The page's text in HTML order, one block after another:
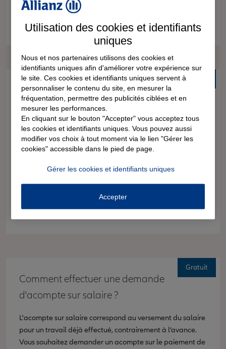
1 document 3 étapes 5 minutes
Demande de rupture
conventionnelle par un salarié
La rupture conventionnelle du contrat de travail, c’est une
démarche qui vise à mettre fin de manière amiable à un
contrat de travail à durée indéterminée du secteur privé
(CDI). Elle peut être faite à la demande du salarié ou de
Gratuit
Comment effectuer une demande
d'acompte sur salaire ?
L'acompte sur salaire correspond au versement du salaire
pour un travail déjà effectué, contrairement à l’avance.
Vous souhaitez demander un acompte sur le paiement de
Gratuit
Utilisation des cookies et identifiants
uniques
Nous et nos partenaires utilisons des cookies et
identifiants uniques afin d'améliorer votre expérience sur
le site. Ces cookies et identifiants uniques servent à
personnaliser le contenu du site, en mesurer la
fréquentation, permettre des publicités ciblées et en
mesurer les performances.
En cliquant sur le bouton "Accepter" vous acceptez tous
les cookies et identifiants uniques. Vous pouvez aussi
modifier vos choix à tout moment via le lien "Gérer les
cookies" accessible dans le pied de page.
Gérer les cookies et identifiants uniques
Accepter